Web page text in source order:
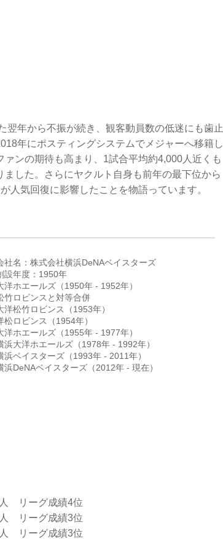
翌年から不振が続き、観客動員数の低迷にも歯止
年にポスティングシステムでメジャーへ移籍し
ンの期待も高まり、1試合平均約4,000人近くも
した。さらにヤクルト自身も前年の最下位から
人気回復に影響したことを物語っています。
社名：株式会社横浜DeNAベイスターズ
設年度：1950年
洋ホエールズ（1950年 - 1952年）
竹ロビンスと対等合併
洋松竹ロビンス（1953年）
松ロビンス（1954年）
洋ホエールズ（1955年 - 1977年）
浜大洋ホエールズ（1978年 - 1992年）
浜ベイスターズ（1993年 - 2011年）
浜DeNAベイスターズ（2012年 - 現在）
リーグ成績4位
リーグ成績3位
人 リーグ成績3位